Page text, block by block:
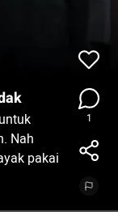
Nah
pakai
1